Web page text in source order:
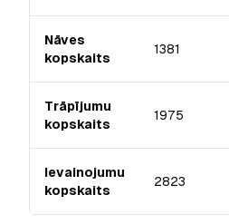
Nāves
kopskaits
1381
Trāpījumu
kopskaits
1975
Ievainojumu
kopskaits
2823